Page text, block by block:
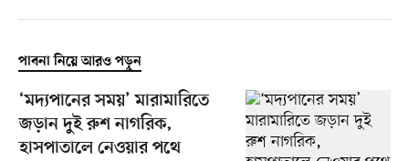
পাবনা নিয়ে আরও পড়ুন
‘মদ্যপানের সময়’ মারামারিতে
জড়ান দুই রুশ নাগরিক,
হাসপাতালে নেওয়ার পথে